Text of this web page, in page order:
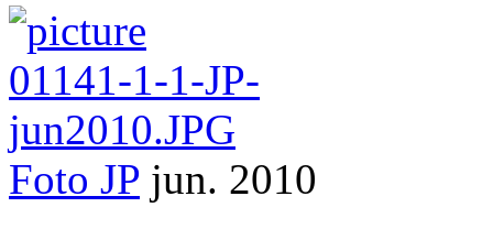
Foto JP jun. 2010